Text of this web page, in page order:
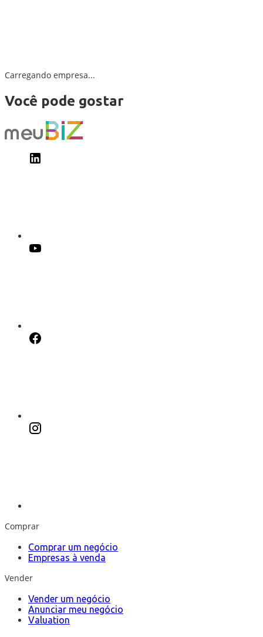
Carregando empresa...
Você pode gostar
Comprar
Comprar um negócio
Empresas à venda
Vender
Vender um negócio
Anunciar meu negócio
Valuation